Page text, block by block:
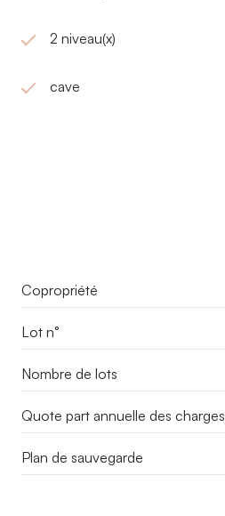
2 niveau(x)
cave
Copropriété
Lot n°
Nombre de lots
Quote part annuelle des charges
Plan de sauvegarde